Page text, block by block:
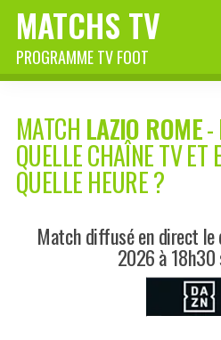
MATCHS TV
PROGRAMME TV FOOT
MATCH LAZIO ROME-
QUELLE CHAÎNE TV ET
QUELLE HEURE ?
Match diffusé en direct le
2026 à 18h30